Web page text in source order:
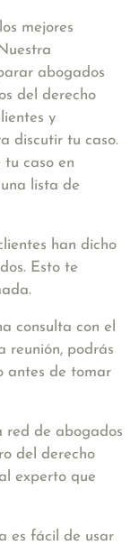
mejores
abogados
del derecho
y
discutir tu caso.
tu caso en
lista de
han dicho
Esto te
consulta con el
reunión, podrás
antes de tomar
red de abogados
del derecho
experto que
es fácil de usar